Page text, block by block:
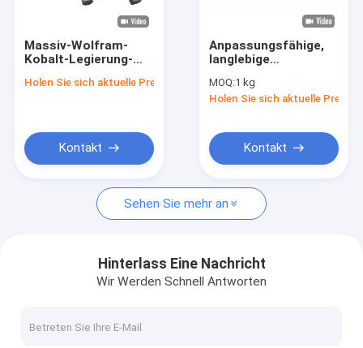
mit einem Gehalt an Kohlenwasserstoffen von mehr als 85
Hartmetall Rod
Karbid-T-Stab
Karbidstange mit Kühlmittelloch
Massiv-Wolfram-
Kobalt-Legierung-
Holen Sie sich aktuelle Preis
Kontakt
Anpassungsfähige,
langlebige
Rohrblöcke
MOQ:1 kg
Holen Sie sich aktuelle Preis
Kontakt
Sehen Sie mehr an
Hinterlass Eine Nachricht
Wir Werden Schnell Antworten